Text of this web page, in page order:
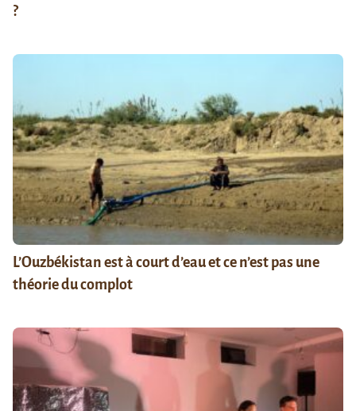
?
L’Ouzbékistan est à court d’eau et ce n’est pas une
théorie du complot